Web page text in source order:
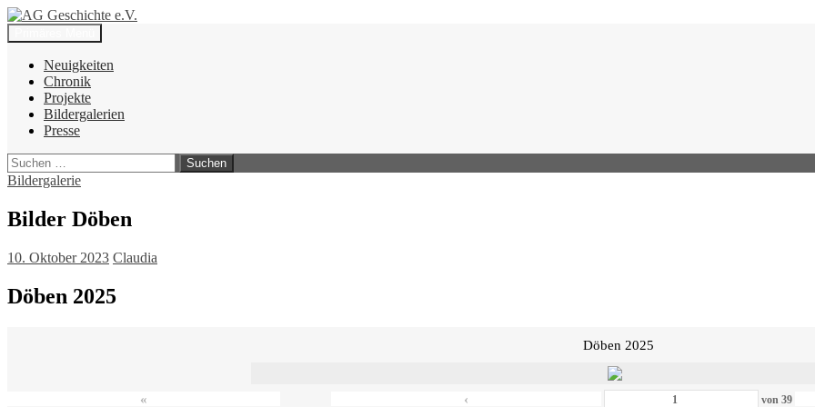
Zum
Inhalt
springen
AG Geschichte e.V.
Suchen
Neuigkeiten
Chronik
Projekte
Bildergalerien
Presse
Suchen
nach:
Bildergalerie
Bilder Döben
10. Oktober 2023 Claudia
Döben 2025
Döben 2025
« ‹ von39